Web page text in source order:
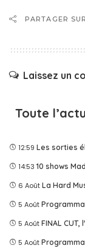
PARTAGER SUR
Laissez un
Toute
12:59 Les sorties
14:53 10 shows
6 Août La Hard
5 Août
5 Août FINAL
5 Août